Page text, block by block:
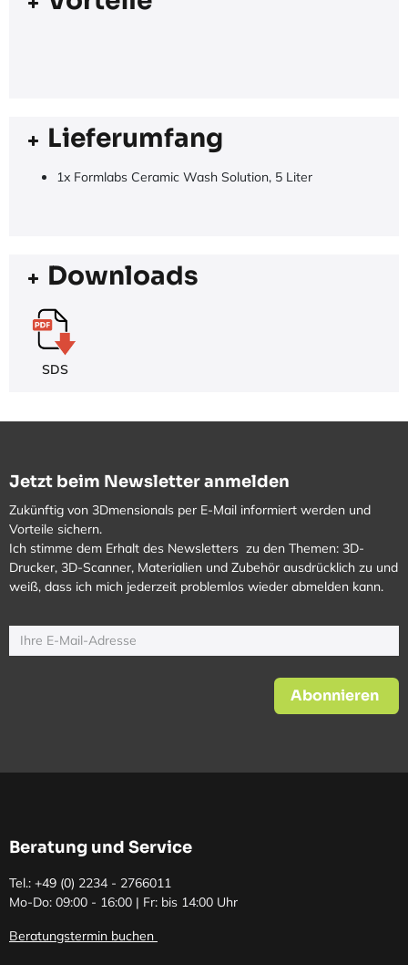
Lieferumfang
1x Formlabs Ceramic Wash Solution, 5 Liter
Downloads
SDS
Jetzt beim Newsletter anmelden
Zukünftig von 3Dmensionals per E-Mail informiert werden und
Vorteile sichern.
Ich stimme dem Erhalt des Newsletters zu den Themen: 3D-
Drucker, 3D-Scanner, Materialien und Zubehör ausdrücklich zu und
weiß, dass ich mich jederzeit problemlos wieder abmelden kann.
Abonnieren
Beratung und Service
Tel.: +49 (0) 2234 - 2766011
Mo-Do: 09:00 - 16:00 | Fr: bis 14:00 Uhr
Beratungstermin buchen